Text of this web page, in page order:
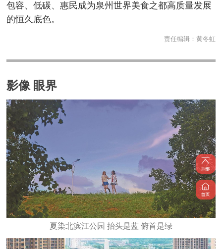
包容、低碳、惠民成为泉州世界美食之都高质量发展
的恒久底色。
责任编辑： 黄冬虹
影像 眼界
夏染北滨江公园 抬头是蓝 俯首是绿